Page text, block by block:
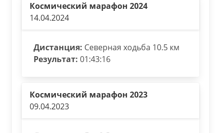
Космический марафон 2024
14.04.2024
Дистанция: Северная ходьба 10.5 км
Результат: 01:43:16
Космический марафон 2023
09.04.2023